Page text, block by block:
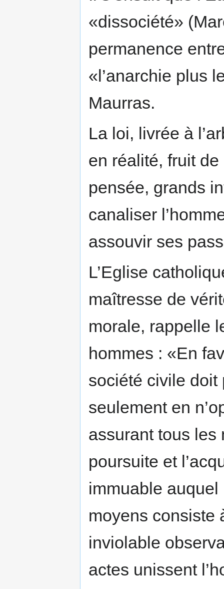
«dissociété»
permanence
«l’anarchie plus
Maurras.
La loi, livrée à
en réalité, fruit
pensée, grands
canaliser
assouvir ses
L’Eglise
maîtresse de
morale, rappelle
hommes : «En
société civile doit
seulement en
assurant tous les
poursuite et
immuable
moyens consiste
inviolable
actes unissent